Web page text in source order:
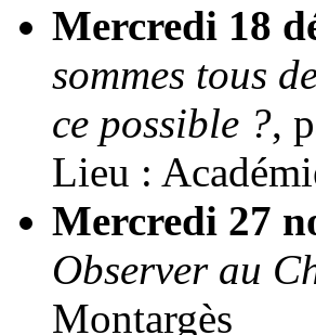
Mercredi 18
sommes tous
ce possible ?,
Lieu :
Mercredi 27
Observer au
Montargès